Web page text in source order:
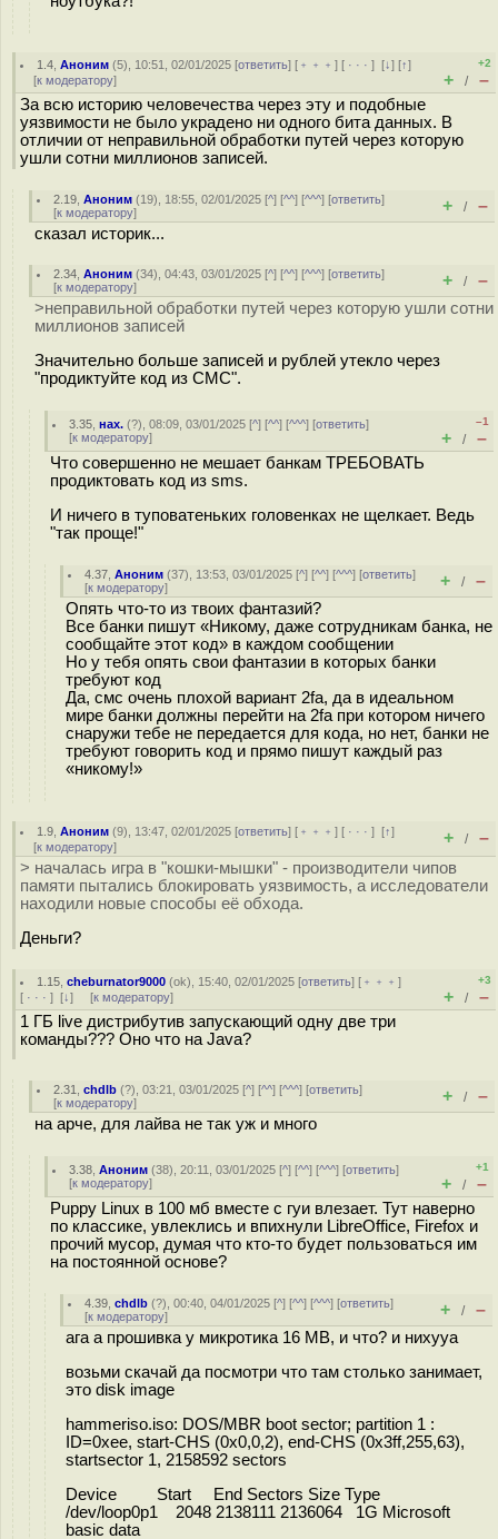
1.4 ,Аноним (5), 10:51, 02/01/2025 [ответить] [ ﹢﹢﹢] [ · · ·][↓] [↑]
[к модератору]
+2
+ / –
За всю историю человечества через эту и подобные
уязвимости не было украдено ни одного бита данных. В
отличии от неправильной обработки путей через которую
ушли сотни миллионов записей.
2.19 ,Аноним (19), 18:55, 02/01/2025 [^] [^^] [^^^] [ответить]
[к модератору] + / –
сказал историк...
2.34 ,Аноним (34), 04:43, 03/01/2025 [^] [^^] [^^^] [ответить]
[к модератору] + / –
>неправильной обработки путей через которую ушли сотни
миллионов записей
Значительно больше записей и рублей утекло через
"продиктуйте код из СМС".
3.35 ,нах. (?), 08:09, 03/01/2025 [^] [^^] [^^^] [ответить]
[к модератору]
–1
+ / –
Что совершенно не мешает банкам ТРЕБОВАТЬ
продиктовать код из sms.
И ничего в тyпoватеньких головенках не щелкает. Ведь
"так проще!"
4.37 ,Аноним (37), 13:53, 03/01/2025 [^] [^^] [^^^] [ответить]
[к модератору] + / –
Опять что-то из твоих фантазий?
Все банки пишут «Никому, даже сотрудникам банка, не
сообщайте этот код» в каждом сообщении
Но у тебя опять свои фантазии в которых банки
требуют код
Да, смс очень плохой вариант 2fa, да в идеальном
мире банки должны перейти на 2fa при котором ничего
снаружи тебе не передается для кода, но нет, банки не
требуют говорить код и прямо пишут каждый раз
«никому!»
1.9 ,Аноним (9), 13:47, 02/01/2025 [ответить] [ ﹢﹢﹢] [ · · ·][↑]
[к модератору] + / –
> началась игра в "кошки-мышки" - производители чипов
памяти пытались блокировать уязвимость, а исследователи
находили новые способы её обхода.
Деньги?
1.15 ,cheburnator9000 (ok), 15:40, 02/01/2025 [ответить] [ ﹢﹢﹢]
[ · · · ] [↓] [к модератору]
+3
+ / –
1 ГБ live дистрибутив запускающий одну две три
команды??? Оно что на Java?
2.31 ,chdlb (?), 03:21, 03/01/2025 [^] [^^] [^^^] [ответить]
[к модератору] + / –
на арче, для лайва не так уж и много
3.38 ,Аноним (38), 20:11, 03/01/2025 [^] [^^] [^^^] [ответить]
[к модератору]
+1
+ / –
Puppy Linux в 100 мб вместе с гуи влезает. Тут наверно
по классике, увлеклись и впихнули LibreOffice, Firefox и
прочий мусор, думая что кто-то будет пользоваться им
на постоянной основе?
4.39 ,chdlb (?), 00:40, 04/01/2025 [^] [^^] [^^^] [ответить]
[к модератору] + / –
ага а прошивка у микротика 16 MB, и что? и нихууа
возьми скачай да посмотри что там столько занимает,
это disk image
hammeriso.iso: DOS/MBR boot sector; partition 1 :
ID=0xee, start-CHS (0x0,0,2), end-CHS (0x3ff,255,63),
startsector 1, 2158592 sectors
Device Start End Sectors Size Type
/dev/loop0p1 2048 2138111 2136064 1G Microsoft
basic data